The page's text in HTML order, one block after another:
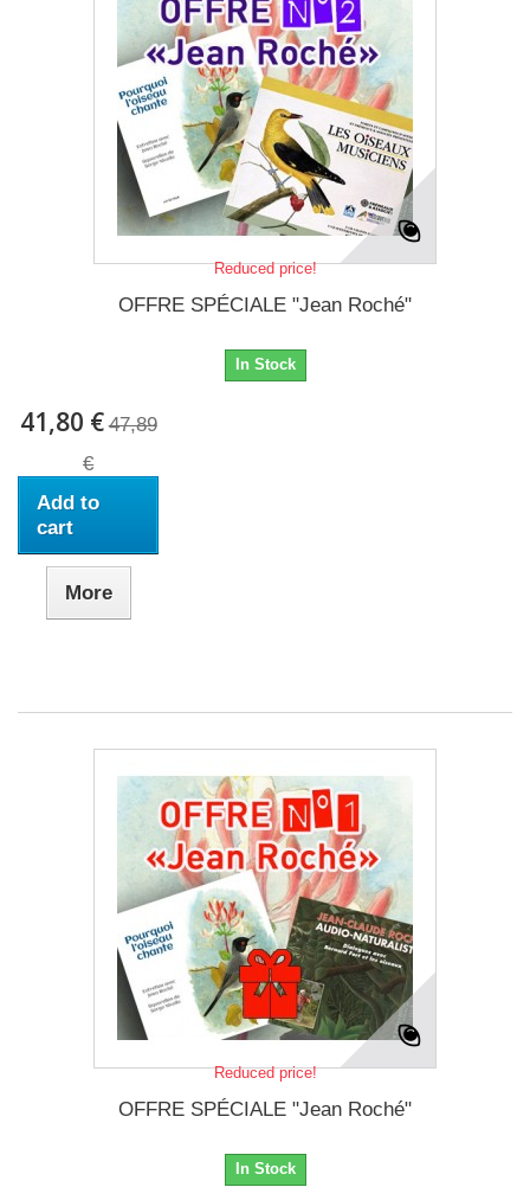
Reduced price!
OFFRE SPÉCIALE "Jean Roché"
In Stock
41,80 € 47,89
€
Add to
cart
More
Reduced price!
OFFRE SPÉCIALE "Jean Roché"
In Stock